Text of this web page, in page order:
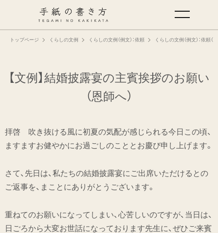
トップページ くらしの文例 くらしの文例（例文）：依頼 くらしの文例（例文）：依頼（
【文例】結婚披露宴の主賓挨拶のお願い
（恩師へ）
拝啓 吹き抜ける風に初夏の気配が感じられる今日この頃、
ますますお健やかにお過ごしのこととお慶び申し上げます。
さて、先日は、私たちの結婚披露宴にご出席いただけるとの
ご返事を、まことにありがとうございます。
重ねてのお願いになってしまい、心苦しいのですが、当日は、
日ごろから大変お世話になっております先生に、ぜひご来賓
手紙の基本
仕事の手紙の書き方
仕事の文例
ミドリオフィシャルサイト